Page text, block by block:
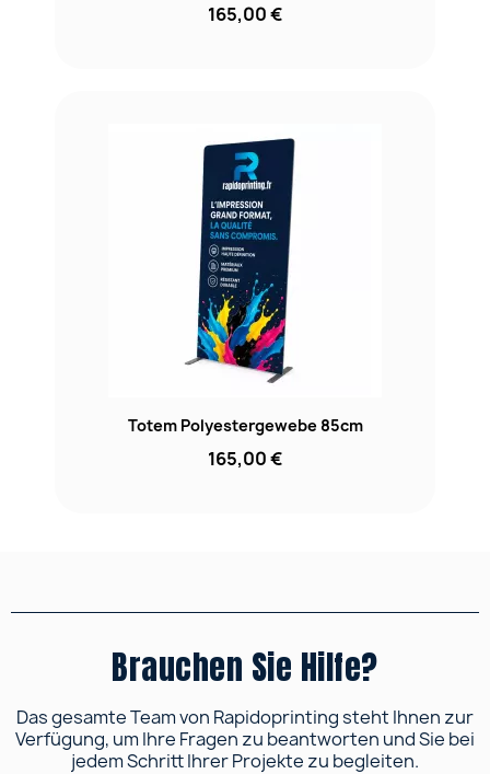
165,00 €
Totem Polyestergewebe 85cm
165,00 €
Brauchen Sie Hilfe?
Das gesamte Team von Rapidoprinting steht Ihnen zur
Verfügung, um Ihre Fragen zu beantworten und Sie bei
jedem Schritt Ihrer Projekte zu begleiten.